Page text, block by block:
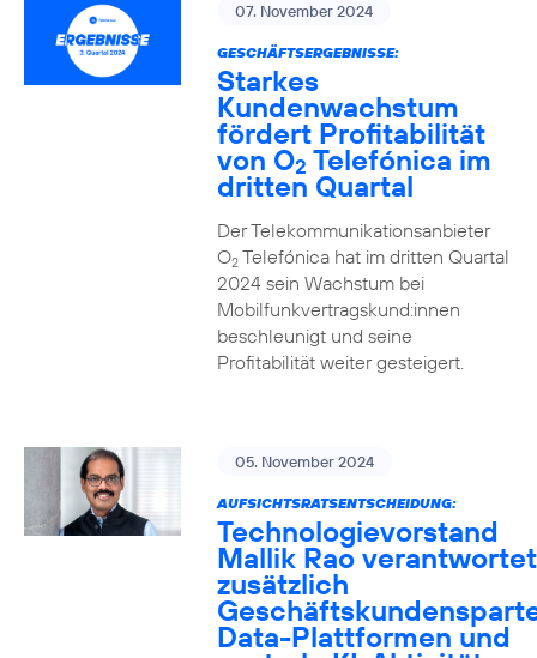
07. November 2024
GESCHÄFTSERGEBNISSE:
Starkes
Kundenwachstum
fördert Profitabilität
von O2 Telefónica im
dritten Quartal
Der Telekommunikationsanbieter
O2Telefónica hat im dritten Quartal
2024 sein Wachstum bei
Mobilfunkvertragskund:innen
beschleunigt und seine
Profitabilität weiter gesteigert.
05. November 2024
AUFSICHTSRATSENTSCHEIDUNG:
Technologievorstand
Mallik Rao verantwortet
zusätzlich
Data-Plattformen und